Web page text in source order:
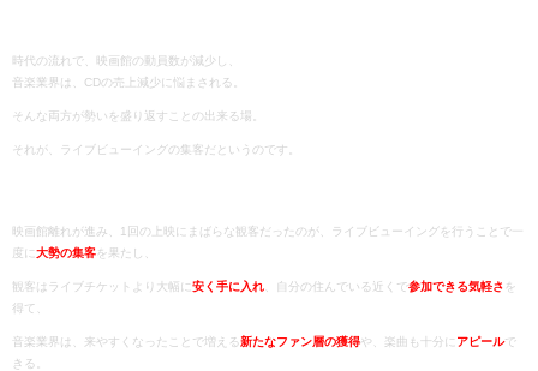
時代の流れで、映画館の動員数が減少し、
音楽業界は、CDの売上減少に悩まされる。
そんな両方が勢いを盛り返すことの出来る場。
それが、ライブビューイングの集客だというのです。
映画館離れが進み、1回の上映にまばらな観客だったのが、ライブビューイングを行うことで一
度に 大勢の集客 を果たし、
観客はライブチケットより大幅に 安く手に入れ 、自分の住んでいる近くで参加できる気軽さ を
得て、
音楽業界は、来やすくなったことで増える新たなファン層の獲得や、楽曲も十分に アピールで
きる。